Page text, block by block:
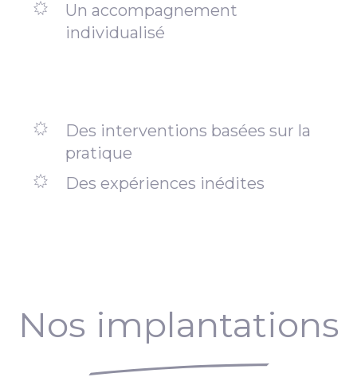
Un accompagnement
individualisé
Des interventions basées sur la
pratique
Des expériences inédites
Nos implantations